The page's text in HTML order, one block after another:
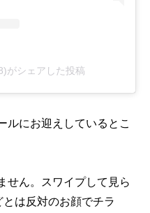
がシェアした投稿
ルにお迎えしているとこ
せん。スワイプして見ら
は反対のお顔でチラ